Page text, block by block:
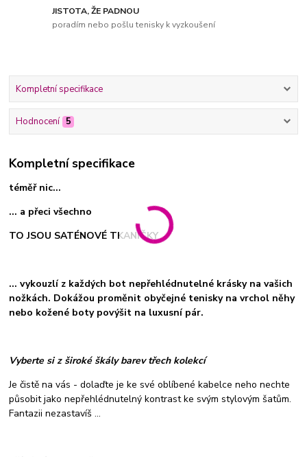
JISTOTA, ŽE PADNOU
poradím nebo pošlu tenisky k vyzkoušení
Kompletní specifikace
Hodnocení 5
Kompletní specifikace
téměř nic...
... a přeci všechno
TO JSOU SATÉNOVÉ TKANIČKY
... vykouzlí z každých bot nepřehlédnutelné krásky na vašich
nožkách. Dokážou proměnit obyčejné tenisky na vrchol něhy
nebo kožené boty povýšit na luxusní pár.
Vyberte si z široké škály barev třech kolekcí
Je čistě na vás - dolaďte je ke své oblíbené kabelce neho nechte
působit jako nepřehlédnutelný kontrast ke svým stylovým šatům.
Fantazii nezastavíš ...